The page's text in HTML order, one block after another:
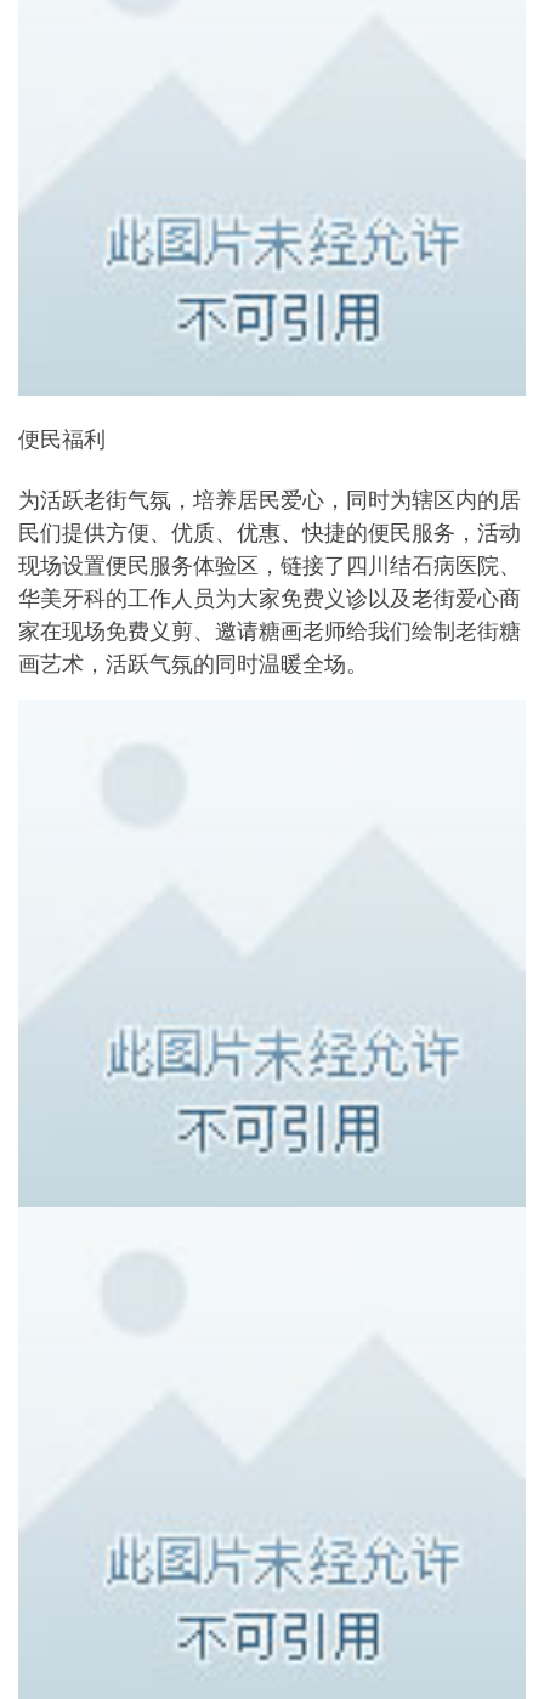
便民福利
为活跃老街气氛，培养居民爱心，同时为辖区内的居
民们提供方便、优质、优惠、快捷的便民服务，活动
现场设置便民服务体验区，链接了四川结石病医院、
华美牙科的工作人员为大家免费义诊以及老街爱心商
家在现场免费义剪、邀请糖画老师给我们绘制老街糖
画艺术，活跃气氛的同时温暖全场。